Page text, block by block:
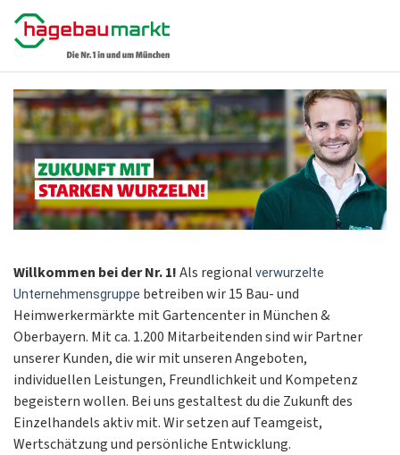
Willkommen bei der Nr. 1!Als regional verwurzelte
Unternehmensgruppe betreiben wir 15 Bau- und
Heimwerkermärkte mit Gartencenter in München &
Oberbayern. Mit ca. 1.200 Mitarbeitenden sind wir Partner
unserer Kunden, die wir mit unseren Angeboten,
individuellen Leistungen, Freundlichkeit und Kompetenz
begeistern wollen. Bei uns gestaltest du die Zukunft des
Einzelhandels aktiv mit. Wir setzen auf Teamgeist,
Wertschätzung und persönliche Entwicklung.